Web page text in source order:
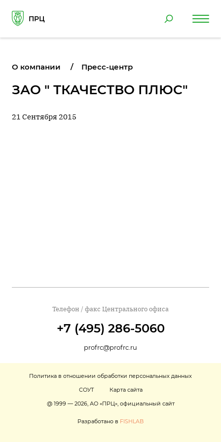
ПРЦ
О компании Пресс-центр
ЗАО " ТКАЧЕСТВО ПЛЮС"
21 Сентября 2015
Телефон / факс Центрального офиса
+7 (495) 286-5060
profrc@profrc.ru
Политика в отношении обработки персональных данных
СОУТ
Карта сайта
@ 1999 — 2026, АО «ПРЦ», официальный сайт
Разработано в FISHLAB